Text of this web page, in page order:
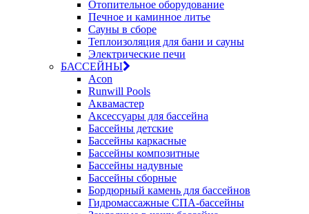
Отопительное оборудование
Печное и каминное литье
Сауны в сборе
Теплоизоляция для бани и сауны
Электрические печи
БАССЕЙНЫ
Acon
Runwill Pools
Аквамастер
Аксессуары для бассейна
Бассейны детские
Бассейны каркасные
Бассейны композитные
Бассейны надувные
Бассейны сборные
Бордюрный камень для бассейнов
Гидромассажные СПА-бассейны